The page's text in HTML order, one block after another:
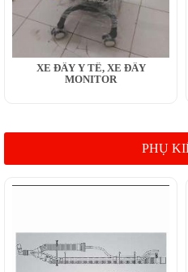
XE ĐẨY Y TẾ, XE ĐẨY
MONITOR
PHỤ